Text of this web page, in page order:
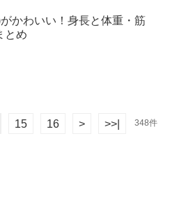
かわいい！身長と体重・筋
とめ
15 16 > >>| 348件